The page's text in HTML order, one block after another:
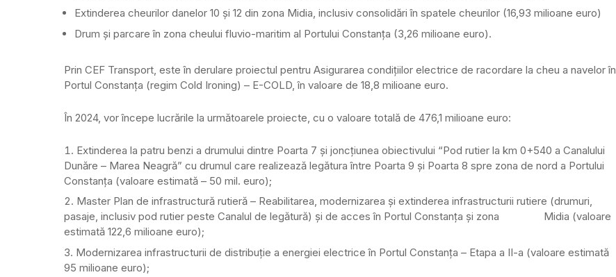
Extinderea cheurilor danelor 10 și 12 din zona Midia, inclusiv consolidări în spatele cheurilor (16,93 milioane euro)
Drum și parcare în zona cheului fluvio-maritim al Portului Constanța (3,26 milioane euro).
Prin CEF Transport, este în derulare proiectul pentru Asigurarea condițiilor electrice de racordare la cheu a navelor în
Portul Constanța (regim Cold Ironing) – E-COLD, în valoare de 18,8 milioane euro.
În 2024, vor începe lucrările la următoarele proiecte, cu o valoare totală de 476,1 milioane euro:
Extinderea la patru benzi a drumului dintre Poarta 7 și joncțiunea obiectivului “Pod rutier la km 0+540 a Canalului
Dunăre – Marea Neagră” cu drumul care realizează legătura între Poarta 9 și Poarta 8 spre zona de nord a Portului
Constanța (valoare estimată – 50 mil. euro);
Master Plan de infrastructură rutieră – Reabilitarea, modernizarea și extinderea infrastructurii rutiere (drumuri,
pasaje, inclusiv pod rutier peste Canalul de legătură) și de acces în Portul Constanța și zona Midia (valoare
estimată 122,6 milioane euro);
Modernizarea infrastructurii de distribuție a energiei electrice în Portul Constanța – Etapa a II-a (valoare estimată
95 milioane euro);